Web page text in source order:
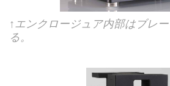
↑エンクロージュア内部はブレ
る。